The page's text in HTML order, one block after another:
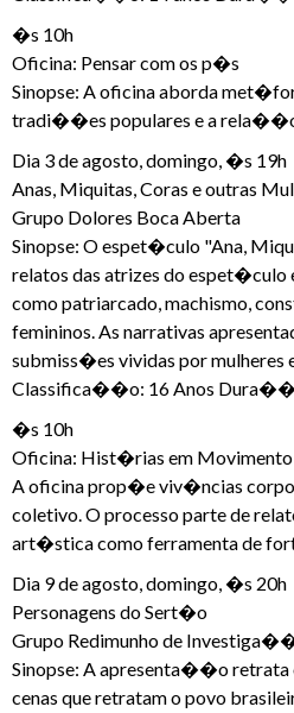
�s 10h
Oficina: Pensar com os p�s
Sinopse: A oficina aborda
tradi��es populares e a rela��o
Dia 3 de agosto, domingo, �s 19h
Anas, Miquitas, Coras e outras
Grupo Dolores Boca Aberta
Sinopse: O espet�culo "Ana,
relatos das atrizes do espet�culo
como patriarcado, machismo,
femininos. As narrativas
submiss�es vividas por mulheres
Classifica��o: 16 Anos
�s 10h
Oficina: Hist�rias em Movimento
A oficina prop�e viv�ncias
coletivo. O processo parte de
art�stica como ferramenta de
Dia 9 de agosto, domingo, �s 20h
Personagens do Sert�o
Grupo Redimunho de
Sinopse: A apresenta��o retrata
cenas que retratam o povo